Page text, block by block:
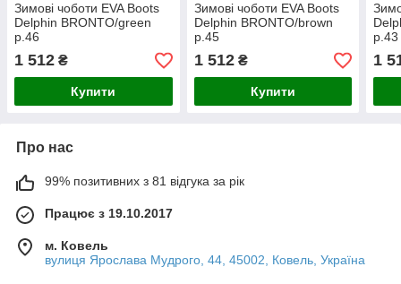
Зимові чоботи EVA Boots
Delphin BRONTO/green
р.46
1 512 ₴
Купити
Зимові чоботи EVA Boots
Delphin BRONTO/brown
р.45
1 512₴
Купити
р.43
1
Про нас
99% позитивних з 81 відгука за рік
Працює з 19.10.2017
м. Ковель
вулиця Ярослава Мудрого, 44, 45002, Ковель, Україна